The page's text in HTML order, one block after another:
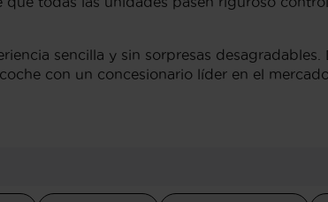
sencilla y sin sorpresas
con un concesionario líder en el